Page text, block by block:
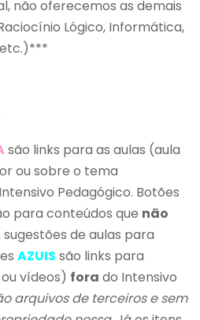
não oferecemos as demais
Lógico, Informática,
etc.)***
são links para as aulas (aula
ou sobre o tema
Pedagógico. Botões
para conteúdos que não
de aulas para
AZUIS são links para
vídeos) fora do Intensivo
arquivos de terceiros e sem